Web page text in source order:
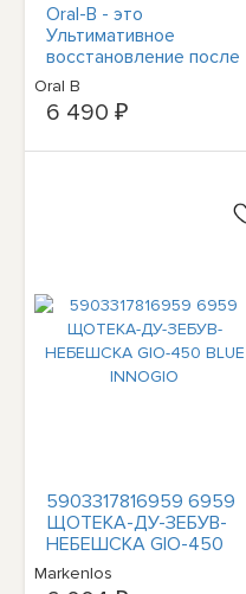
Oral-B - это
Ультимативное
восстановление после
операции по удалению
волос, 4 штуки в
упаковке
Oral B
6 490 ₽
5903317816959 6959
ЩОТЕКА-ДУ-ЗЕБУВ-
НЕБЕШСКА GIO-450
BLUE INNOGIO
Markenlos